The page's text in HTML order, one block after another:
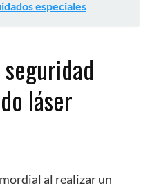
especiales
láser
al realizar un